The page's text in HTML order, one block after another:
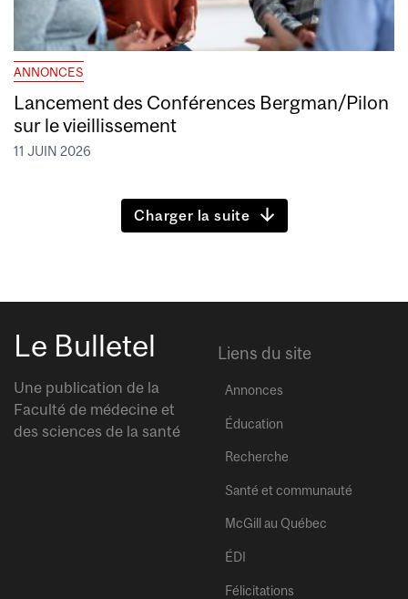
ANNONCES
Lancement des Conférences Bergman/Pilon
sur le vieillissement
11 JUIN 2026
Charger la suite
Le Bulletel
Une publication de la
Faculté de médecine et
des sciences de la santé
Liens du site
Annonces
Éducation
Recherche
Santé et communauté
McGill au Québec
ÉDI
Félicitations